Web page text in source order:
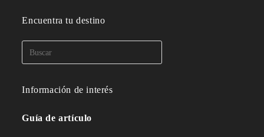
Encuentra tu destino
Información de interés
Guía de artículo